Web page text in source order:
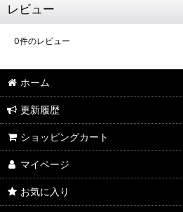
レビュー
0件のレビュー
ホーム
更新履歴
ショッピングカート
マイページ
お気に入り